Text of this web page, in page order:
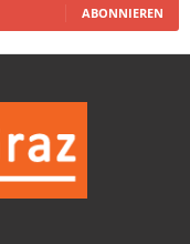
ABONNIEREN